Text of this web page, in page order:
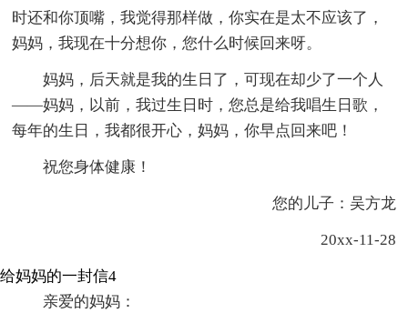
时还和你顶嘴，我觉得那样做，你实在是太不应该了，
妈妈，我现在十分想你，您什么时候回来呀。
妈妈，后天就是我的生日了，可现在却少了一个人
——妈妈，以前，我过生日时，您总是给我唱生日歌，
每年的生日，我都很开心，妈妈，你早点回来吧！
祝您身体健康！
您的儿子：吴方龙
20xx-11-28
给妈妈的一封信4
亲爱的妈妈：